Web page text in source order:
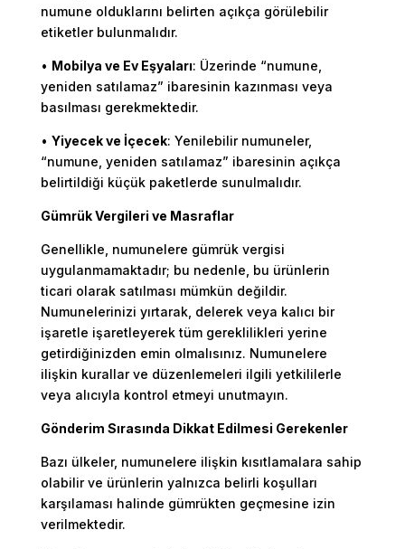
numune olduklarını belirten açıkça görülebilir
etiketler bulunmalıdır.
• Mobilya ve Ev Eşyaları: Üzerinde “numune,
yeniden satılamaz” ibaresinin kazınması veya
basılması gerekmektedir.
• Yiyecek ve İçecek: Yenilebilir numuneler,
“numune, yeniden satılamaz” ibaresinin açıkça
belirtildiği küçük paketlerde sunulmalıdır.
Gümrük Vergileri ve Masraflar
Genellikle, numunelere gümrük vergisi
uygulanmamaktadır; bu nedenle, bu ürünlerin
ticari olarak satılması mümkün değildir.
Numunelerinizi yırtarak, delerek veya kalıcı bir
işaretle işaretleyerek tüm gereklilikleri yerine
getirdiğinizden emin olmalısınız. Numunelere
ilişkin kurallar ve düzenlemeleri ilgili yetkililerle
veya alıcıyla kontrol etmeyi unutmayın.
Gönderim Sırasında Dikkat Edilmesi Gerekenler
Bazı ülkeler, numunelere ilişkin kısıtlamalara sahip
olabilir ve ürünlerin yalnızca belirli koşulları
karşılaması halinde gümrükten geçmesine izin
verilmektedir.